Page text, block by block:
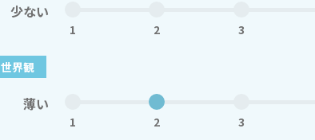
少ない
1 2 3
世界観
薄い
1 2 3